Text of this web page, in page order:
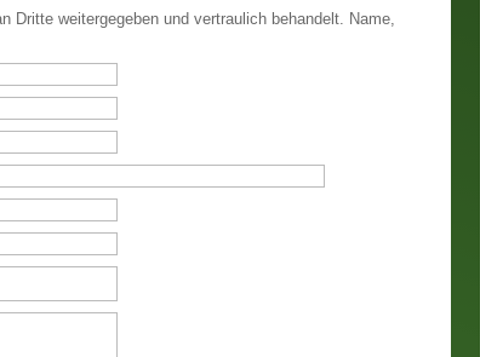
Dritte weitergegeben und vertraulich behandelt. Name,